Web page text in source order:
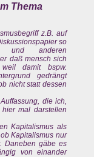
Thema
z.B. auf
so
und anderen
daß mensch sich
damit bspw.
gedrängt
nicht statt dessen
die ich,
mal darstellen
Kapitalismus als
Kapitalismus nur
Daneben gäbe es
von einander